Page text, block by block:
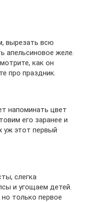
вырезать всю
апельсиновое желе.
как он
про праздник.
напоминать цвет
его заранее и
уж этот первый
слегка
и угощаем детей.
только первое